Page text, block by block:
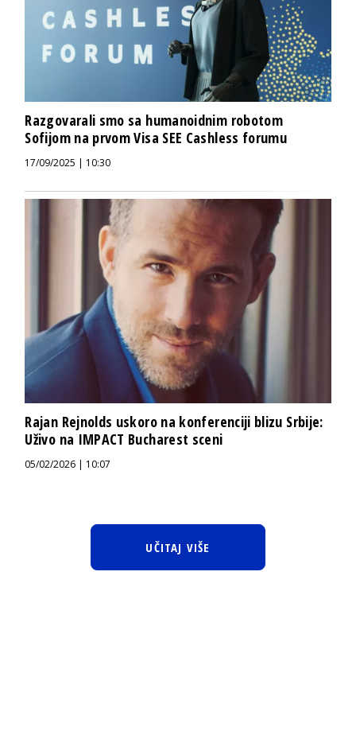
Razgovarali smo sa humanoidnim robotom
Sofijom na prvom Visa SEE Cashless forumu
17/09/2025 | 10:30
Rajan Rejnolds uskoro na konferenciji blizu Srbije:
Uživo na IMPACT Bucharest sceni
05/02/2026 | 10:07
UČITAJ VIŠE